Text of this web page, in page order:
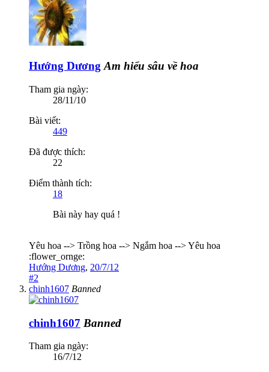
Hướng Dương Am hiểu sâu về hoa
Tham gia ngày:
28/11/10
Bài viết:
449
Đã được thích:
22
Điểm thành tích:
18
Bài này hay quá !
Yêu hoa --> Trồng hoa --> Ngắm hoa --> Yêu hoa
:flower_ornge:
Hướng Dương, 20/7/12
#2
chinh1607 Banned
chinh1607 Banned
Tham gia ngày:
16/7/12